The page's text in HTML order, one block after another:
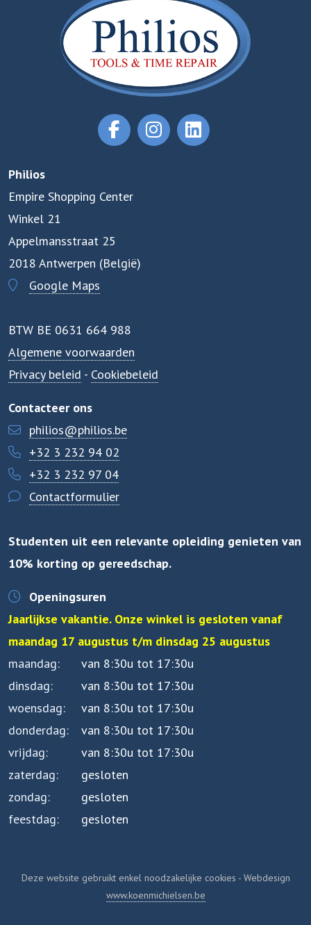
Philios
Empire Shopping Center
Winkel 21
Appelmansstraat 25
2018 Antwerpen (België)
Google Maps
BTW BE 0631 664 988
Algemene voorwaarden
Privacy beleid - Cookiebeleid
Contacteer ons
philios@philios.be
+32 3 232 94 02
+32 3 232 97 04
Contactformulier
Studenten uit een relevante opleiding genieten van
10% korting op gereedschap.
Openingsuren
Jaarlijkse vakantie. Onze winkel is gesloten vanaf
maandag 17 augustus t/m dinsdag 25 augustus
maandag
van 8:30u tot 17:30u
dinsdag
van 8:30u tot 17:30u
woensdag
van 8:30u tot 17:30u
donderdag
van 8:30u tot 17:30u
vrijdag
van 8:30u tot 17:30u
zaterdag
gesloten
zondag
gesloten
feestdag
gesloten
Deze website gebruikt enkel noodzakelijke cookies - Webdesign
www.koenmichielsen.be